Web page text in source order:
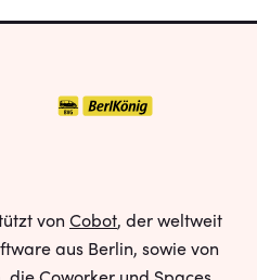
von Cobot, der weltweit
aus Berlin, sowie von